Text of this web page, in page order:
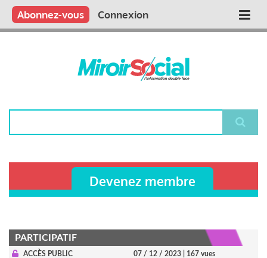
Aller
contenu
Main
Qui sommes nous ?
Vous publiez
Nous publions
Contactez-nous
Abonnez-vous Connexion
Devenez membre
PARTICIPATIF
ACCÈS PUBLIC 07 / 12 / 2023 | 167 vues